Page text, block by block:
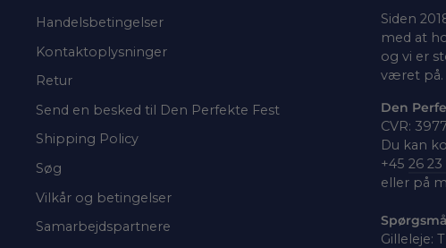
Handelsbetingelser
Kontaktoplysninger
Retur
Send en besked til Den Perfekte Fest
Shipping Policy
Søg
Vilkår og betingelser
Samarbejdspartnere
Siden
med at
og vi er
været på.
Den
CVR:
Du kan
+45 26
eller på
Gilleleje: